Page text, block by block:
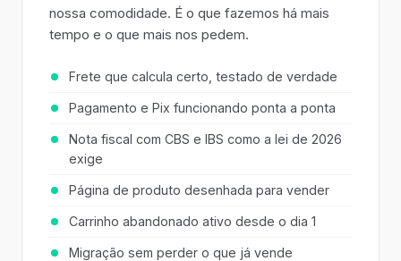
nossa comodidade. É o que fazemos há mais
tempo e o que mais nos pedem.
Frete que calcula certo, testado de verdade
Pagamento e Pix funcionando ponta a ponta
Nota fiscal com CBS e IBS como a lei de 2026
exige
Página de produto desenhada para vender
Carrinho abandonado ativo desde o dia 1
Migração sem perder o que já vende